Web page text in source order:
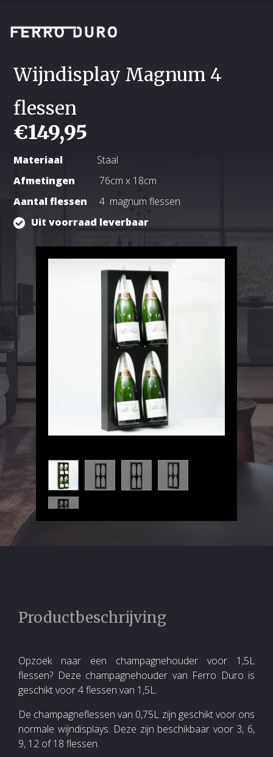
Wijndisplay Magnum 4
flessen
€149,95
Materiaal Staal
Afmetingen
76cm x 18cm
Aantal flessen4 magnum flessen
Uit voorraad leverbaar
Productbeschrijving
Opzoek naar een champagnehouder voor 1,5L
flessen? Deze champagnehouder van Ferro Duro is
geschikt voor 4 flessen van 1,5L.
De champagneflessen van 0,75L zijn geschikt voor ons
normale wijndisplays. Deze zijn beschikbaar voor 3, 6,
9, 12 of 18 flessen.